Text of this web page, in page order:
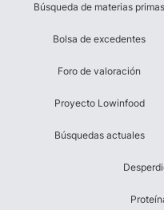
Búsqueda de materias primas
Bolsa de excedentes
Foro de valoración
Proyecto Lowinfood
Búsquedas actuales